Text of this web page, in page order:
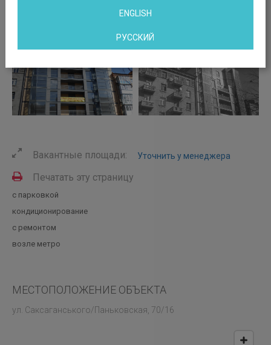
Вакантные площади: Уточнить у менеджера
Печатать эту страницу
с парковкой
кондиционирование
с ремонтом
возле метро
МЕСТОПОЛОЖЕНИЕ ОБЪЕКТА
ул. Саксаганського/Паньковская, 70/16
ENGLISH
РУССКИЙ